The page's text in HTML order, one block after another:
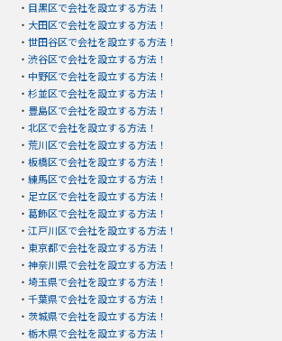
・ 目黒区で会社を設立する方法！
・ 大田区で会社を設立する方法！
・ 世田谷区で会社を設立する方法！
・ 渋谷区で会社を設立する方法！
・ 中野区で会社を設立する方法！
・ 杉並区で会社を設立する方法！
・ 豊島区で会社を設立する方法！
・ 北区で会社を設立する方法！
・ 荒川区で会社を設立する方法！
・ 板橋区で会社を設立する方法！
・ 練馬区で会社を設立する方法！
・ 足立区で会社を設立する方法！
・ 葛飾区で会社を設立する方法！
・ 江戸川区で会社を設立する方法！
・ 東京都で会社を設立する方法！
・ 神奈川県で会社を設立する方法！
・ 埼玉県で会社を設立する方法！
・ 千葉県で会社を設立する方法！
・ 茨城県で会社を設立する方法！
・ 栃木県で会社を設立する方法！